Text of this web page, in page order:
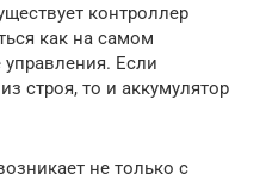
контроллер
как на самом
управления. Если
строя, то и аккумулятор
не только с